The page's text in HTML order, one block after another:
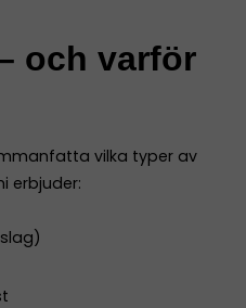
och varför
vilka typer av
erbjuder: